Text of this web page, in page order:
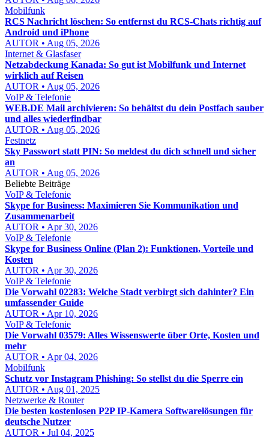
Mobilfunk
RCS Nachricht löschen: So entfernst du RCS-Chats richtig auf
Android und iPhone
AUTOR • Aug 05, 2026
Internet & Glasfaser
Netzabdeckung Kanada: So gut ist Mobilfunk und Internet
wirklich auf Reisen
AUTOR • Aug 05, 2026
VoIP & Telefonie
WEB.DE Mail archivieren: So behältst du dein Postfach sauber
und alles wiederfindbar
AUTOR • Aug 05, 2026
Festnetz
Sky Passwort statt PIN: So meldest du dich schnell und sicher
an
AUTOR • Aug 05, 2026
Beliebte Beiträge
VoIP & Telefonie
Skype for Business: Maximieren Sie Kommunikation und
Zusammenarbeit
AUTOR • Apr 30, 2026
VoIP & Telefonie
Skype for Business Online (Plan 2): Funktionen, Vorteile und
Kosten
AUTOR • Apr 30, 2026
VoIP & Telefonie
Die Vorwahl 02283: Welche Stadt verbirgt sich dahinter? Ein
umfassender Guide
AUTOR • Apr 10, 2026
VoIP & Telefonie
Die Vorwahl 03579: Alles Wissenswerte über Orte, Kosten und
mehr
AUTOR • Apr 04, 2026
Mobilfunk
Schutz vor Instagram Phishing: So stellst du die Sperre ein
AUTOR • Aug 01, 2025
Netzwerke & Router
Die besten kostenlosen P2P IP-Kamera Softwarelösungen für
deutsche Nutzer
AUTOR • Jul 04, 2025